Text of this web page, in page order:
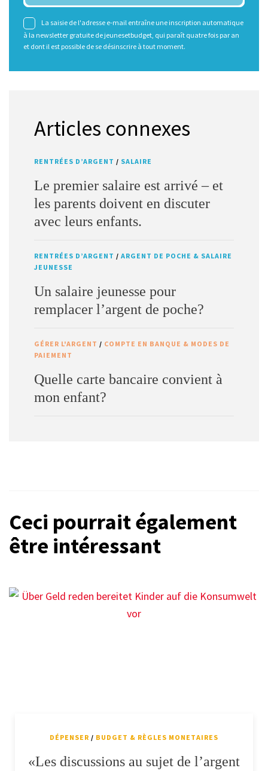
La saisie de l'adresse e-mail entraîne une inscription automatique
à la newsletter gratuite de jeunesetbudget, qui paraît quatre fois par an
et dont il est possible de se désinscrire à tout moment.
Articles connexes
RENTRÉES D’ARGENT / SALAIRE
Le premier salaire est arrivé – et
les parents doivent en discuter
avec leurs enfants.
RENTRÉES D’ARGENT / ARGENT DE POCHE & SALAIRE
JEUNESSE
Un salaire jeunesse pour
remplacer l’argent de poche?
GÉRER L'ARGENT / COMPTE EN BANQUE & MODES DE
PAIEMENT
Quelle carte bancaire convient à
mon enfant?
Ceci pourrait également
être intéressant
DÉPENSER / BUDGET & RÈGLES MONETAIRES
«Les discussions au sujet de l’argent